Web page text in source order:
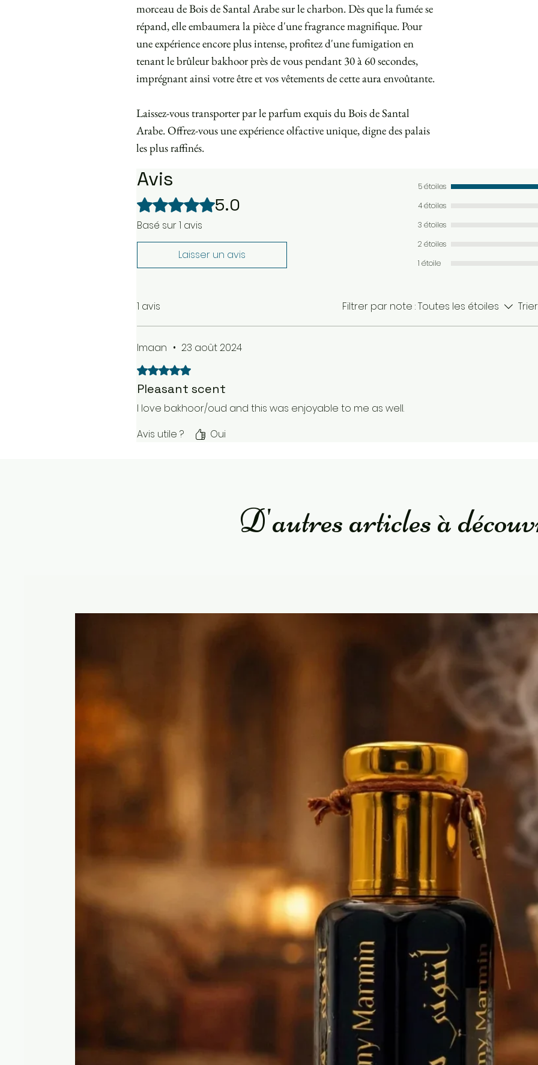
morceau de Bois de Santal Arabe sur le charbon. Dès que la fumée se
répand, elle embaumera la pièce d'une fragrance magnifique. Pour
une expérience encore plus intense, profitez d'une fumigation en
tenant le brûleur bakhoor près de vous pendant 30 à 60 secondes,
imprégnant ainsi votre être et vos vêtements de cette aura envoûtante.
Laissez-vous transporter par le parfum exquis du Bois de Santal
Arabe. Offrez-vous une expérience olfactive unique, digne des palais
les plus raffinés.
Avis
Noté 5 sur 5. 5.0
Basé sur 1 avis
Laisser un avis
5 étoiles
4 étoiles
3 étoiles
2 étoiles
1 étoile
1 avis Filtrer par note :Toutes les étoiles
Imaan • 23 août 2024
Noté 5 sur 5.
Pleasant scent
I love bakhoor/oud and this was enjoyable to me as well.
Avis utile ?
Oui
D'autres articles à